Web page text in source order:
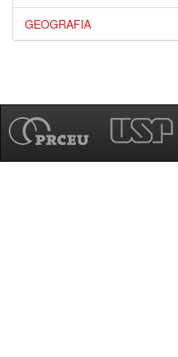
GEOGRAFIA